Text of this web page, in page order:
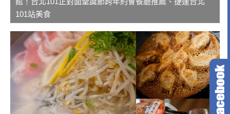
101站美食